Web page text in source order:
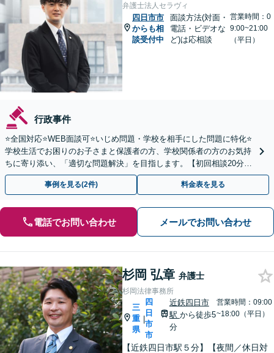
弁護士法人セラヴィ
四日市市
からも相
談受付中
面談方法(対面・
電話・ビデオな
ど)は応相談
営業時間：0
9:00~21:00
（平日）
行政事件
⭐️全国対応⭐️WEB面談可⭐️いじめ問題・学校を相手にした問題に特化⭐️
学校生活でお困りのお子さまと保護者の方、学校関係者の方のお気持
ちに寄り添い、「適切な問題解決」を目指します。【初回相談20分無
料】
事例を見る(2件) 料金表を見る
電話でお問い合わせ メールでお問い合わせ
杉岡 弘章 弁護士
杉岡法律事務所
三
重
県
|
四
日
市
市
近鉄四日市
駅 から徒歩5
分
営業時間：09:00
~18:00（平日）
【近鉄四日市駅５分】【夜間／休日対